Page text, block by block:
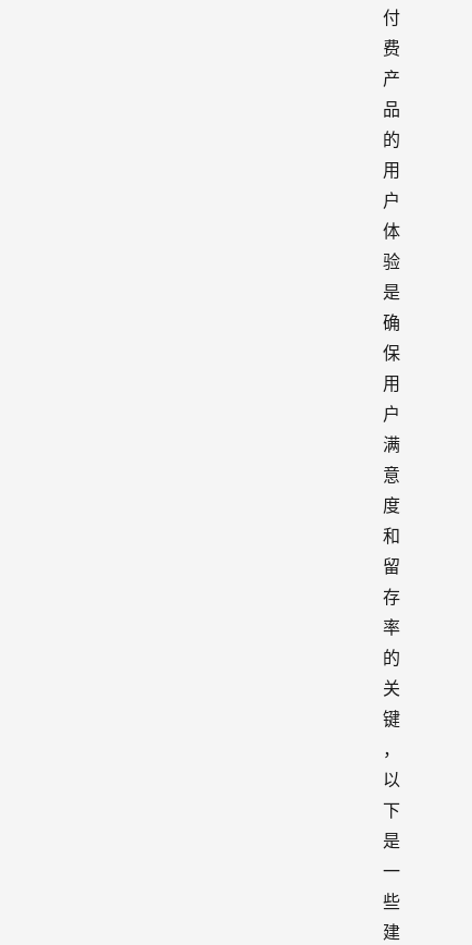
付
费
产
品
的
用
户
体
验
是
确
保
用
户
满
意
度
和
留
存
率
的
关
键
，
以
下
是
一
些
建